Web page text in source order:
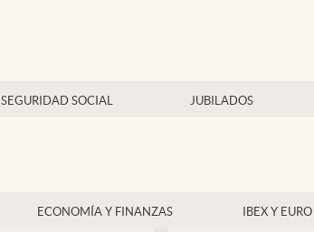
SEGURIDAD SOCIAL JUBILADOS
ECONOMÍA Y FINANZAS IBEX Y EURO